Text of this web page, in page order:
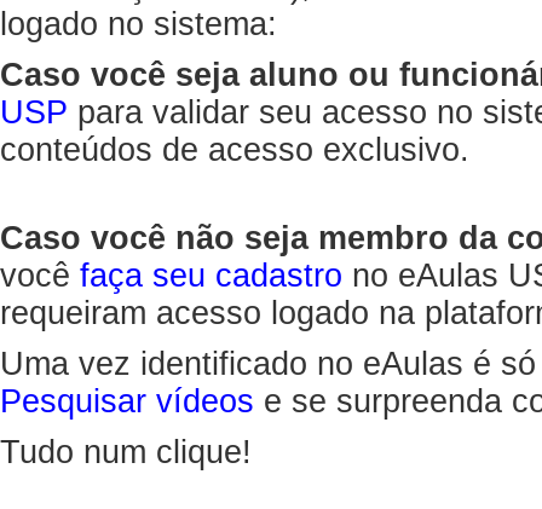
logado no sistema:
Caso você seja aluno ou
USP para validar seu acesso no
conteúdos de acesso exclusivo.
Caso você não seja membro da
você faça seu cadastro no eAulas
requeiram acesso logado na
Uma vez identificado no eAulas é
Pesquisar vídeos e se surpreenda
Tudo num clique!